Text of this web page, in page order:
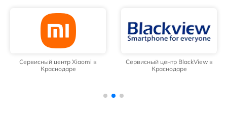
Сервисный центр Xiaomi в
Краснодаре
Сервисный центр BlackView в
Краснодаре